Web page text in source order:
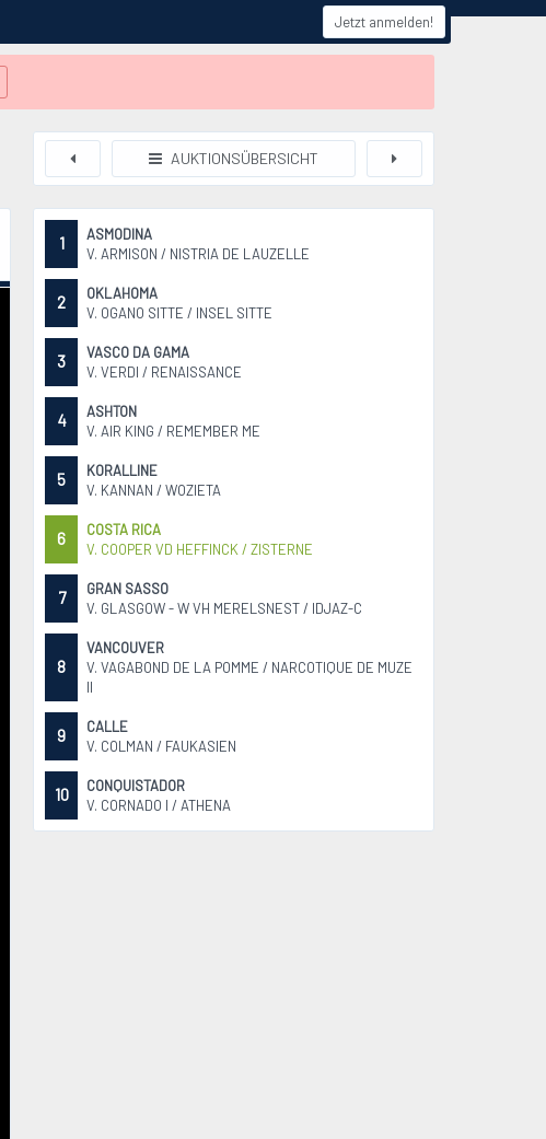
Jetzt anmelden!
AUKTIONSÜBERSICHT
1
ASMODINA
V. ARMISON / NISTRIA DE LAUZELLE
2
OKLAHOMA
V. OGANO SITTE / INSEL SITTE
3
VASCO DA GAMA
V. VERDI / RENAISSANCE
4
ASHTON
V. AIR KING / REMEMBER ME
5
KORALLINE
V. KANNAN / WOZIETA
6
COSTA RICA
V. COOPER VD HEFFINCK / ZISTERNE
7
GRAN SASSO
V. GLASGOW - W VH MERELSNEST / IDJAZ-C
8
VANCOUVER
V. VAGABOND DE LA POMME / NARCOTIQUE DE MUZE
II
9
CALLE
V. COLMAN / FAUKASIEN
10
CONQUISTADOR
V. CORNADO I / ATHENA